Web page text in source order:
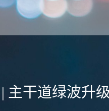
主干道绿波升